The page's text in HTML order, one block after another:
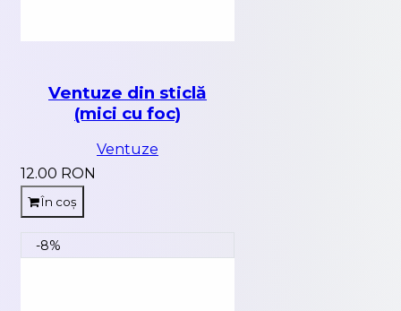
Ventuze din sticlă
(mici cu foc)
Ventuze
12.00 RON
În coș
-8%